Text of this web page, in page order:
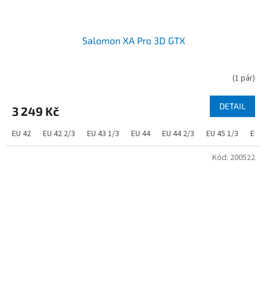
Salomon XA Pro 3D GTX
(1 pár)
3 249 Kč DETAIL
EU 42 EU 42 2/3 EU 43 1/3 EU 44 EU 44 2/3 EU 45 1/3 EU
Kód: 200522